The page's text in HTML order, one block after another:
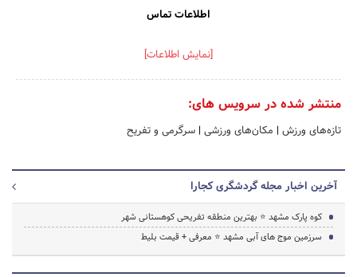
اطلاعات تماس
[نمایش اطلاعات]
منتشر شده در سرویس های:
تازه‌های ورزش | مکان‌های ورزشی | سرگرمی و تفریح
آخرین اخبار مجله گردشگری کجارا
کوه پارک مشهد ⭐ بهترین منطقه تفریحی کوهستانی شهر
سرزمین موج های آبی مشهد ⭐ معرفی + قیمت بلیط